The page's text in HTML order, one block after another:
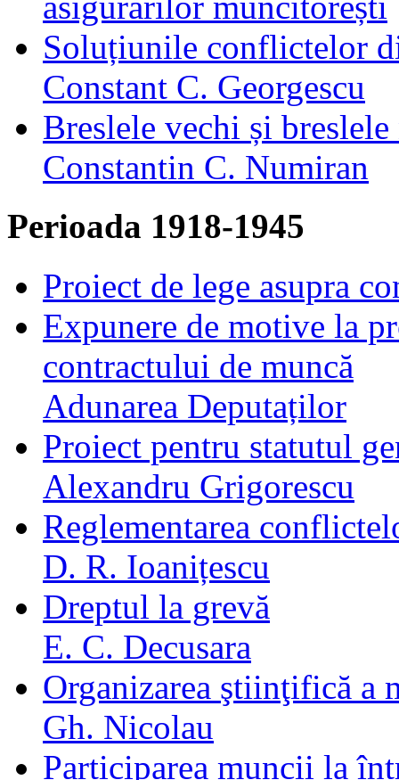
Soluțiunile conflictelor
Constant C. Georgescu
Breslele vechi și
Constantin C. Numiran
Perioada 1918-1945
Proiect de lege asupra
Expunere de motive la
contractului de muncă
Adunarea Deputaților
Proiect pentru statutul
Alexandru Grigorescu
Reglementarea
D. R. Ioanițescu
Dreptul la grevă
E. C. Decusara
Organizarea ştiinţifică a
Gh. Nicolau
Participarea muncii la